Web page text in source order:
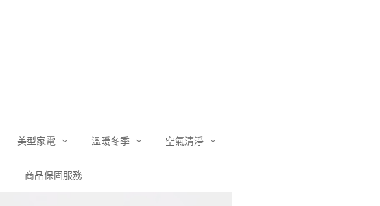
美型家電 溫暖冬季 空氣清淨
商品保固服務